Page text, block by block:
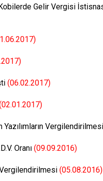
Gelir Vergisi
(06.02.2017)
Vergilendirilmesi
Oranı (09.09.2016)
Vergilendirilmesi (05.08.2016)